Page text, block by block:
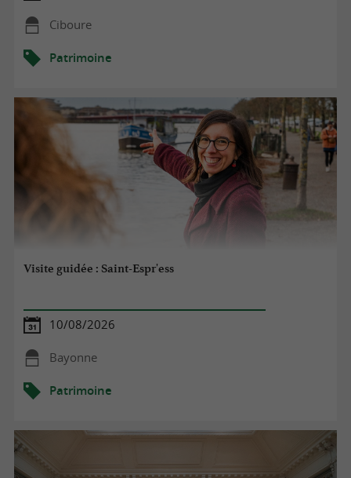
Ciboure
Patrimoine
Visite guidée : Saint-Espr'ess
10/08/2026
Bayonne
Patrimoine